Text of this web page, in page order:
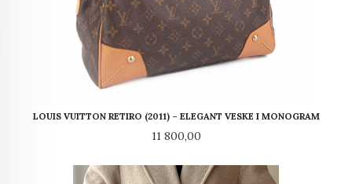
LOUIS VUITTON RETIRO (2011) – ELEGANT VESKE I MONOGRAM
Pris
11 800,00